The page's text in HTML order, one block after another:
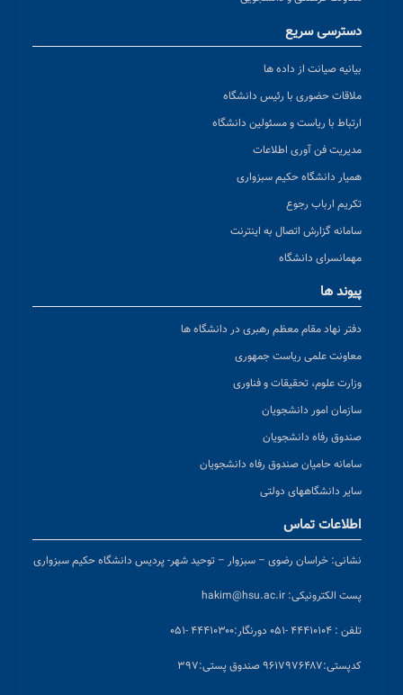
دسترسی سریع
بیانیه صیانت از داده ها
ملاقات حضوری با رئیس دانشگاه
ارتباط با ریاست و مسئولین دانشگاه
مدیریت فن آوری اطلاعات
همیار دانشگاه حکیم سبزواری
تکریم ارباب رجوع
سامانه گزارش اتصال به اینترنت
مهمانسرای دانشگاه
پیوند ها
دفتر نهاد مقام معظم رهبری در دانشگاه ها
معاونت علمی ریاست جمهوری
وزارت علوم، تحقیقات و فناوری
سازمان امور دانشجویان
صندوق رفاه دانشجویان
سامانه حامیان صندوق رفاه دانشجویان
سایر دانشگاههای دولتی
اطلاعات تماس
نشانی: خراسان رضوی – سبزوار – توحید شهر- پردیس دانشگاه حکیم سبزواری
پست الکترونیکی: hakim@hsu.ac.ir
تلفن : ۴۴۴۱۰۱۰۴ -۰۵۱ دورنگار:۴۴۴۱۰۳۰۰ -۰۵۱
کدپستی:۹۶۱۷۹۷۶۴۸۷ صندوق پستی:۳۹۷